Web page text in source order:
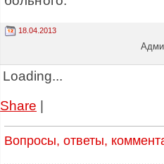
18.04.2013
Loading...
Share |
Вопросы, ответы,